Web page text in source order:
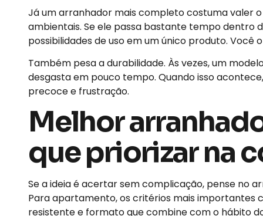
Já um arranhador mais completo costuma valer
ambientais. Se ele passa bastante tempo dentro
possibilidades de uso em um único produto.
Também pesa a durabilidade. Às vezes, um
desgasta em pouco tempo. Quando isso
precoce e frustração.
Melhor
que priorizar na
Se a ideia é acertar sem complicação, pense no
Para apartamento, os critérios mais
resistente e formato que combine com o hábito